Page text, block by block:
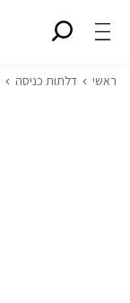
ראשי דלתות כניסה